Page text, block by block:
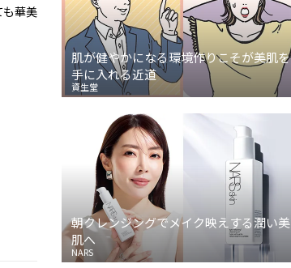
も華美
肌が健やかになる環境作りこそが美肌を
手に入れる近道
資生堂
朝クレンジングでメイク映えする潤い美
肌へ
NARS